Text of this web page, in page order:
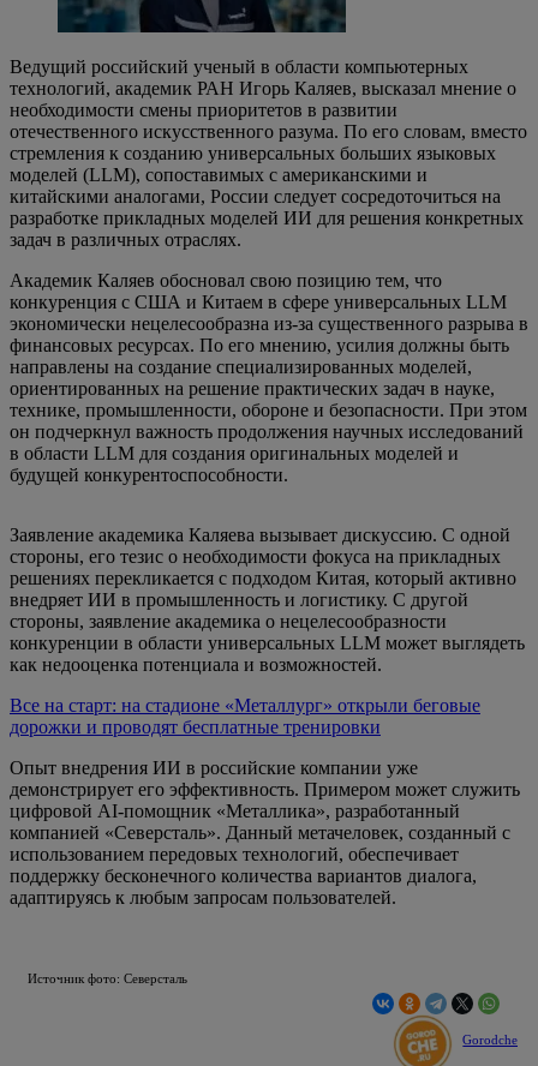
Ведущий российский ученый в области компьютерных
технологий, академик РАН Игорь Каляев, высказал мнение о
необходимости смены приоритетов в развитии
отечественного искусственного разума. По его словам, вместо
стремления к созданию универсальных больших языковых
моделей (LLM), сопоставимых с американскими и
китайскими аналогами, России следует сосредоточиться на
разработке прикладных моделей ИИ для решения конкретных
задач в различных отраслях.
Академик Каляев обосновал свою позицию тем, что
конкуренция с США и Китаем в сфере универсальных LLM
экономически нецелесообразна из-за существенного разрыва в
финансовых ресурсах. По его мнению, усилия должны быть
направлены на создание специализированных моделей,
ориентированных на решение практических задач в науке,
технике, промышленности, обороне и безопасности. При этом
он подчеркнул важность продолжения научных исследований
в области LLM для создания оригинальных моделей и
будущей конкурентоспособности.
Заявление академика Каляева вызывает дискуссию. С одной
стороны, его тезис о необходимости фокуса на прикладных
решениях перекликается с подходом Китая, который активно
внедряет ИИ в промышленность и логистику. С другой
стороны, заявление академика о нецелесообразности
конкуренции в области универсальных LLM может выглядеть
как недооценка потенциала и возможностей.
Все на старт: на стадионе «Металлург» открыли беговые
дорожки и проводят бесплатные тренировки
Опыт внедрения ИИ в российские компании уже
демонстрирует его эффективность. Примером может служить
цифровой AI-помощник «Металлика», разработанный
компанией «Северсталь». Данный метачеловек, созданный с
использованием передовых технологий, обеспечивает
поддержку бесконечного количества вариантов диалога,
адаптируясь к любым запросам пользователей.
Источник фото: Северсталь
Gorodche